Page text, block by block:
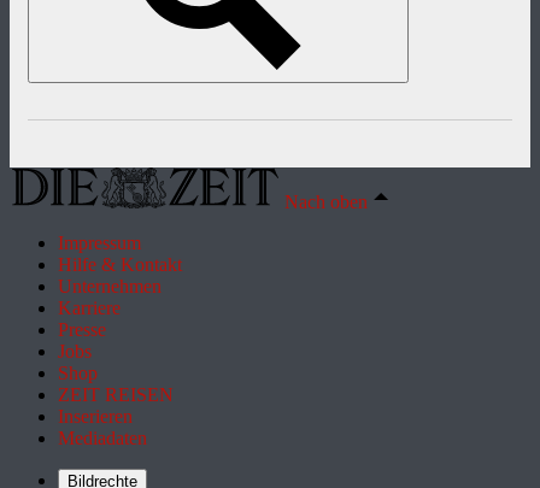
Nach oben
Impressum
Hilfe & Kontakt
Unternehmen
Karriere
Presse
Jobs
Shop
ZEIT REISEN
Inserieren
Mediadaten
Bildrechte